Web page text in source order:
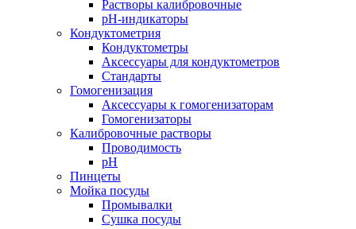
Растворы калибровочные
pH-индикаторы
Кондуктометрия
Кондуктометры
Аксессуары для кондуктометров
Стандарты
Гомогенизация
Аксессуары к гомогенизаторам
Гомогенизаторы
Калибровочные растворы
Проводимость
pH
Пинцеты
Мойка посуды
Промывалки
Сушка посуды